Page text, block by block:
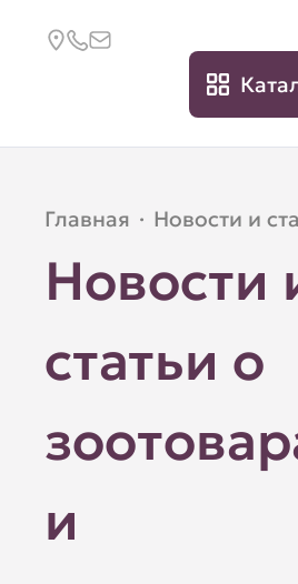
Главная · Новости и
Новости
статьи о
и